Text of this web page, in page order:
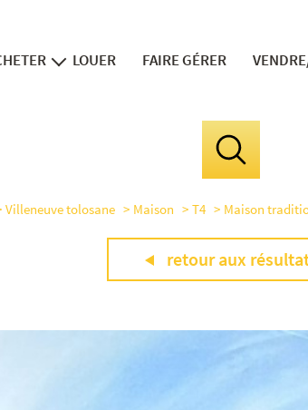
LOUER FAIRE GÉRER
Villeneuve tolosane Maison T4 Maison
retour aux